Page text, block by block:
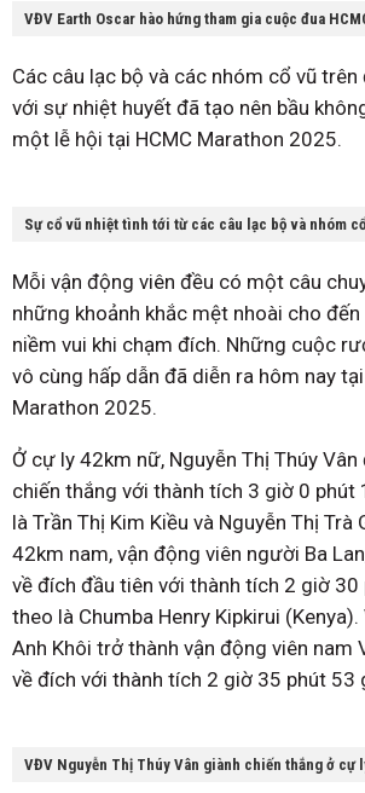
VĐV Earth Oscar hào hứng tham gia cuộc đua
Các câu lạc bộ và các nhóm cổ vũ
với sự nhiệt huyết đã tạo nên bầu
một lễ hội tại HCMC Marathon 2025.
Sự cổ vũ nhiệt tình tới từ các câu lạc bộ và nhóm
Mỗi vận động viên đều có một câu
những khoảnh khắc mệt nhoài cho
niềm vui khi chạm đích. Những cuộc
vô cùng hấp dẫn đã diễn ra hôm nay
Marathon 2025.
Ở cự ly 42km nữ, Nguyễn Thị Thúy
chiến thắng với thành tích 3 giờ 0 phút
là Trần Thị Kim Kiều và Nguyễn Thị Trà
42km nam, vận động viên người Ba
về đích đầu tiên với thành tích 2 giờ 30
theo là Chumba Henry Kipkirui
Anh Khôi trở thành vận động viên nam
về đích với thành tích 2 giờ 35 phút 53
VĐV Nguyễn Thị Thúy Vân giành chiến thắng ở cự